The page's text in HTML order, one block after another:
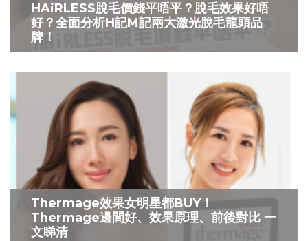
HAiRLESS脫毛價錢平唔平？脫毛效果好唔
好？全面分析H記M記兩大激光脫毛龍頭品
牌！
Thermage效果女明星都BUY！
Thermage邊間好、效果原理、前後對比 一
文睇清